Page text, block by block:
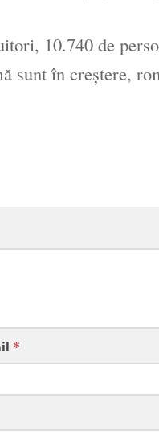
10.740 de
sunt în creştere,
*